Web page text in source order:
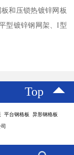
和压锁热镀锌网板
型镀锌钢网架、I型
Top
平台钢格板 异形钢格板